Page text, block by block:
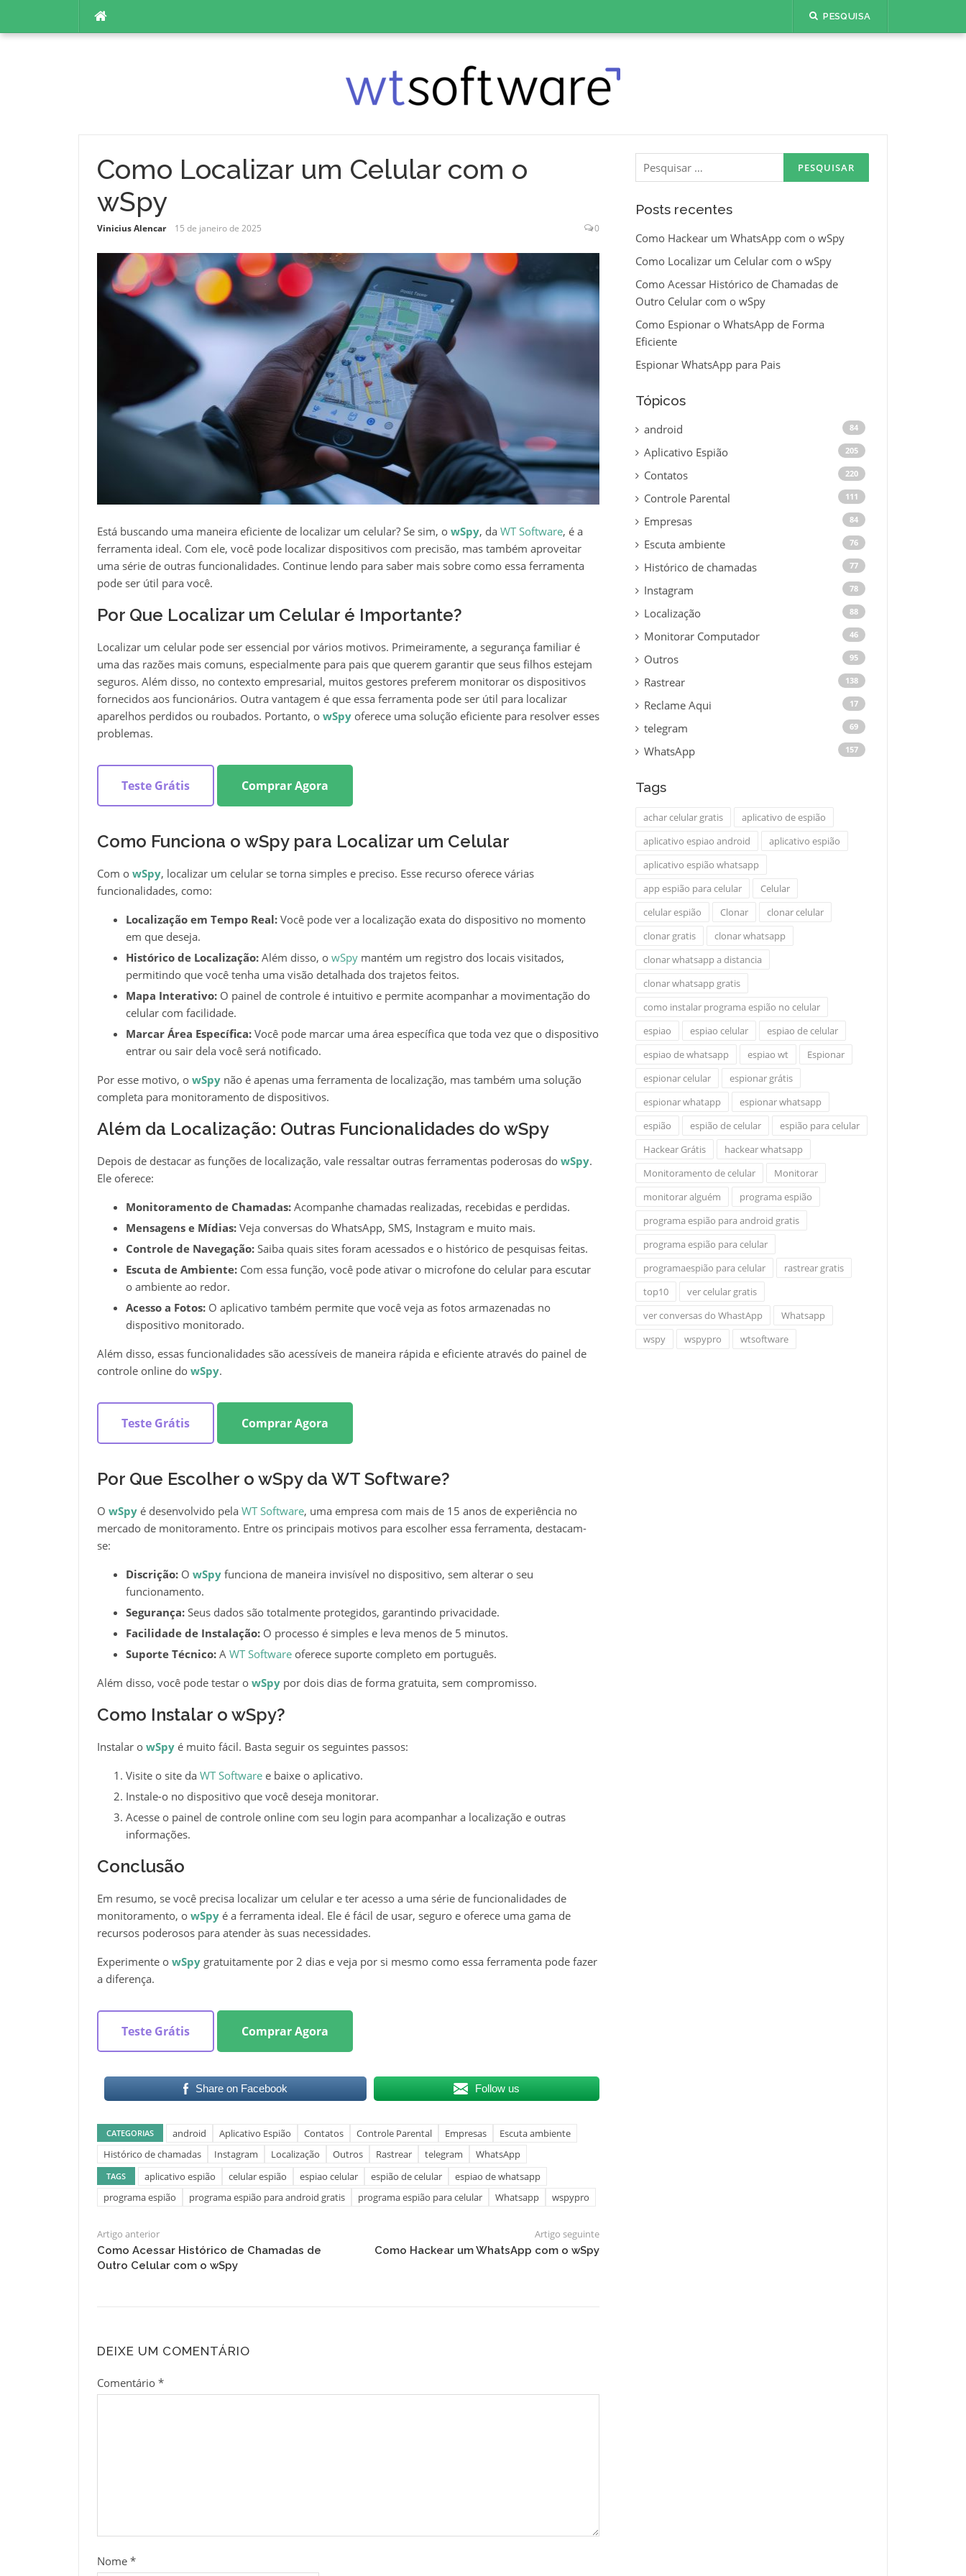
PESQUISA
Como Localizar um Celular com o
wSpy
Vinicius Alencar 15 de janeiro de 2025 0
Está buscando uma maneira eficiente de localizar um celular? Se sim, o wSpy, da WT Software, é a
ferramenta ideal. Com ele, você pode localizar dispositivos com precisão, mas também aproveitar
uma série de outras funcionalidades. Continue lendo para saber mais sobre como essa ferramenta
pode ser útil para você.
Por Que Localizar um Celular é Importante?
Localizar um celular pode ser essencial por vários motivos. Primeiramente, a segurança familiar é
uma das razões mais comuns, especialmente para pais que querem garantir que seus filhos estejam
seguros. Além disso, no contexto empresarial, muitos gestores preferem monitorar os dispositivos
fornecidos aos funcionários. Outra vantagem é que essa ferramenta pode ser útil para localizar
aparelhos perdidos ou roubados. Portanto, o wSpyoferece uma solução eficiente para resolver esses
problemas.
Teste Grátis Comprar Agora
Como Funciona o wSpy para Localizar um Celular
Com o wSpy, localizar um celular se torna simples e preciso. Esse recurso oferece várias
funcionalidades, como:
Localização em Tempo Real:Você pode ver a localização exata do dispositivo no momento
em que deseja.
Histórico de Localização:Além disso, o wSpymantém um registro dos locais visitados,
permitindo que você tenha uma visão detalhada dos trajetos feitos.
Mapa Interativo:O painel de controle é intuitivo e permite acompanhar a movimentação do
celular com facilidade.
Marcar Área Específica:Você pode marcar uma área específica que toda vez que o dispositivo
entrar ou sair dela você será notificado.
Por esse motivo, o wSpynão é apenas uma ferramenta de localização, mas também uma solução
completa para monitoramento de dispositivos.
Além da Localização: Outras Funcionalidades do wSpy
Depois de destacar as funções de localização, vale ressaltar outras ferramentas poderosas do wSpy.
Ele oferece:
Monitoramento de Chamadas:Acompanhe chamadas realizadas, recebidas e perdidas.
Mensagens e Mídias:Veja conversas do WhatsApp, SMS, Instagram e muito mais.
Controle de Navegação:Saiba quais sites foram acessados e o histórico de pesquisas feitas.
Escuta de Ambiente:Com essa função, você pode ativar o microfone do celular para escutar
o ambiente ao redor.
Acesso a Fotos:O aplicativo também permite que você veja as fotos armazenadas no
dispositivo monitorado.
Além disso, essas funcionalidades são acessíveis de maneira rápida e eficiente através do painel de
controle online do wSpy.
Teste Grátis Comprar Agora
Por Que Escolher o wSpy da WT Software?
O wSpyé desenvolvido pela WT Software, uma empresa com mais de 15 anos de experiência no
mercado de monitoramento. Entre os principais motivos para escolher essa ferramenta, destacam-
se:
Discrição:O wSpyfunciona de maneira invisível no dispositivo, sem alterar o seu
funcionamento.
Segurança:Seus dados são totalmente protegidos, garantindo privacidade.
Facilidade de Instalação:O processo é simples e leva menos de 5 minutos.
Suporte Técnico:A WT Softwareoferece suporte completo em português.
Além disso, você pode testar o wSpypor dois dias de forma gratuita, sem compromisso.
Como Instalar o wSpy?
Instalar o wSpyé muito fácil. Basta seguir os seguintes passos:
Visite o site da WT Softwaree baixe o aplicativo.
Instale-o no dispositivo que você deseja monitorar.
Acesse o painel de controle online com seu login para acompanhar a localização e outras
informações.
Conclusão
Em resumo, se você precisa localizar um celular e ter acesso a uma série de funcionalidades de
monitoramento, o wSpyé a ferramenta ideal. Ele é fácil de usar, seguro e oferece uma gama de
recursos poderosos para atender às suas necessidades.
Experimente o wSpygratuitamente por 2 dias e veja por si mesmo como essa ferramenta pode fazer
a diferença.
Teste Grátis Comprar Agora
Share on Facebook Follow us
CATEGORIAS android Aplicativo Espião Contatos Controle Parental Empresas
Escuta ambiente
Histórico de chamadas
Instagram Localização Outros Rastrear telegram WhatsApp
TAGS aplicativo espião celular espião espiao celular espião de celular
espiao de whatsapp
programa espião
programa espião para android gratis programa espião para celular Whatsapp wspypro
Artigo anterior
Como Acessar Histórico de Chamadas de
Outro Celular com o wSpy
Artigo seguinte
Como Hackear um WhatsApp com o wSpy
DEIXE UM COMENTÁRIO
Comentário *
Nome *
Pesquisar
por:
Posts recentes
Como Hackear um WhatsApp com o wSpy
Como Localizar um Celular com o wSpy
Como Acessar Histórico de Chamadas de
Outro Celular com o wSpy
Como Espionar o WhatsApp de Forma
Eficiente
Espionar WhatsApp para Pais
Tópicos
android 84
Aplicativo Espião 205
Contatos 220
Controle Parental 111
Empresas 84
Escuta ambiente 76
Histórico de chamadas 77
Instagram 78
Localização 88
Monitorar Computador 46
Outros 95
Rastrear 138
Reclame Aqui 17
telegram 69
WhatsApp 157
Tags
achar celular gratis
aplicativo de espião
aplicativo espiao android
aplicativo espião
aplicativo espião whatsapp
app espião para celular
Celular
celular espião
Clonar
clonar celular
clonar gratis
clonar whatsapp
clonar whatsapp a distancia
clonar whatsapp gratis
como instalar programa espião no celular
espiao
espiao celular
espiao de celular
espiao de whatsapp
espiao wt
Espionar
espionar celular
espionar grátis
espionar whatapp
espionar whatsapp
espião
espião de celular
espião para celular
Hackear Grátis
hackear whatsapp
Monitoramento de celular
Monitorar
monitorar alguém
programa espião
programa espião para android gratis
programa espião para celular
programaespião para celular
rastrear gratis
top10
ver celular gratis
ver conversas do WhastApp
Whatsapp
wspy
wspypro wtsoftware